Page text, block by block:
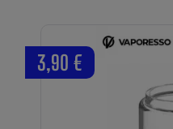
3,90 €